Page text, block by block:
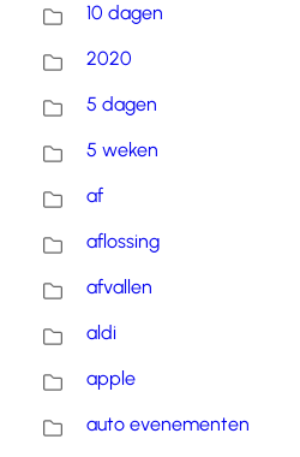
10 dagen
2020
5 dagen
5 weken
af
aflossing
afvallen
aldi
apple
auto evenementen